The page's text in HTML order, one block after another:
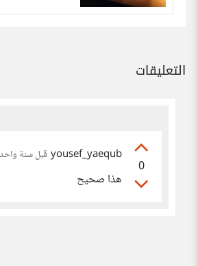
التعليقات
0
yousef_yaequb قبل سنة
هذا صحيح